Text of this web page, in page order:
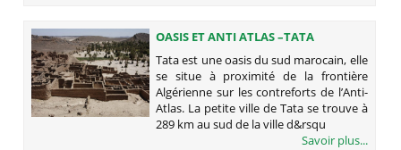
OASIS ET ANTI ATLAS –TATA
Tata est une oasis du sud marocain, elle
se situe à proximité de la frontière
Algérienne sur les contreforts de l’Anti-
Atlas. La petite ville de Tata se trouve à
289 km au sud de la ville d&rsqu
Savoir plus...